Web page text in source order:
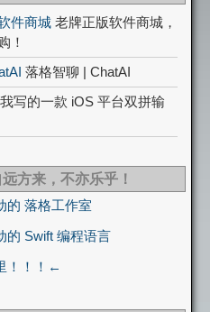
件商城 老牌正版软件商城，
！
落格智聊 | ChatAI
我写的一款 iOS 平台双拼输
方来，不亦乐乎！
的 落格工作室
的 Swift 编程语言
！！！←